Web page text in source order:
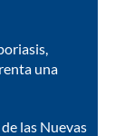
una
las Nuevas